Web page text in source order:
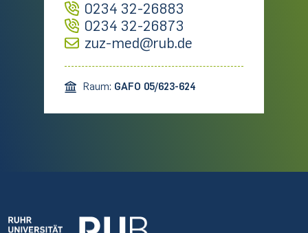
0234 32-26883
0234 32-26873
zuz-med@rub.de
Raum: GAFO 05/623-624